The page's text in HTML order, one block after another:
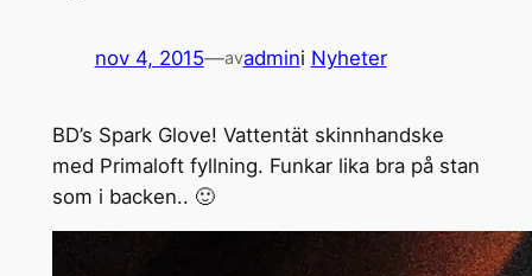
nov 4, 2015—avadmini Nyheter
BD’s Spark Glove! Vattentät skinnhandske
med Primaloft fyllning. Funkar lika bra på stan
som i backen.. 🙂